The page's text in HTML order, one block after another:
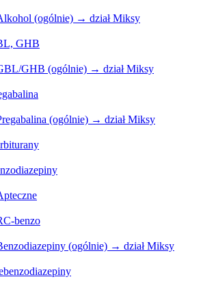
(ogólnie) → dział Miksy
GHB
(ogólnie) → dział Miksy
(ogólnie) → dział Miksy
(ogólnie) → dział Miksy